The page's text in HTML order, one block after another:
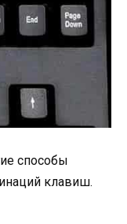
способы
клавиш.